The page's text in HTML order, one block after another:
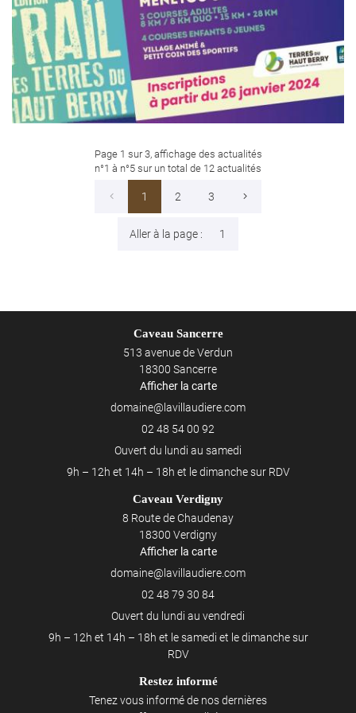
4 courses enfants - 3 courses adultes
Page 1 sur 3, affichage des actualités
n°1 à n°5 sur un total de 12 actualités
1 2 3
Aller à la page :
Caveau Sancerre
513 avenue de Verdun
18300 Sancerre
Afficher la carte
02 48 54 00 92
Ouvert du lundi au samedi
9h – 12h et 14h – 18h et le dimanche sur RDV
Caveau Verdigny
8 Route de Chaudenay
18300 Verdigny
Afficher la carte
02 48 79 30 84
Ouvert du lundi au vendredi
9h – 12h et 14h – 18h et le samedi et le dimanche sur
RDV
Restez informé
Tenez vous informé de nos dernières